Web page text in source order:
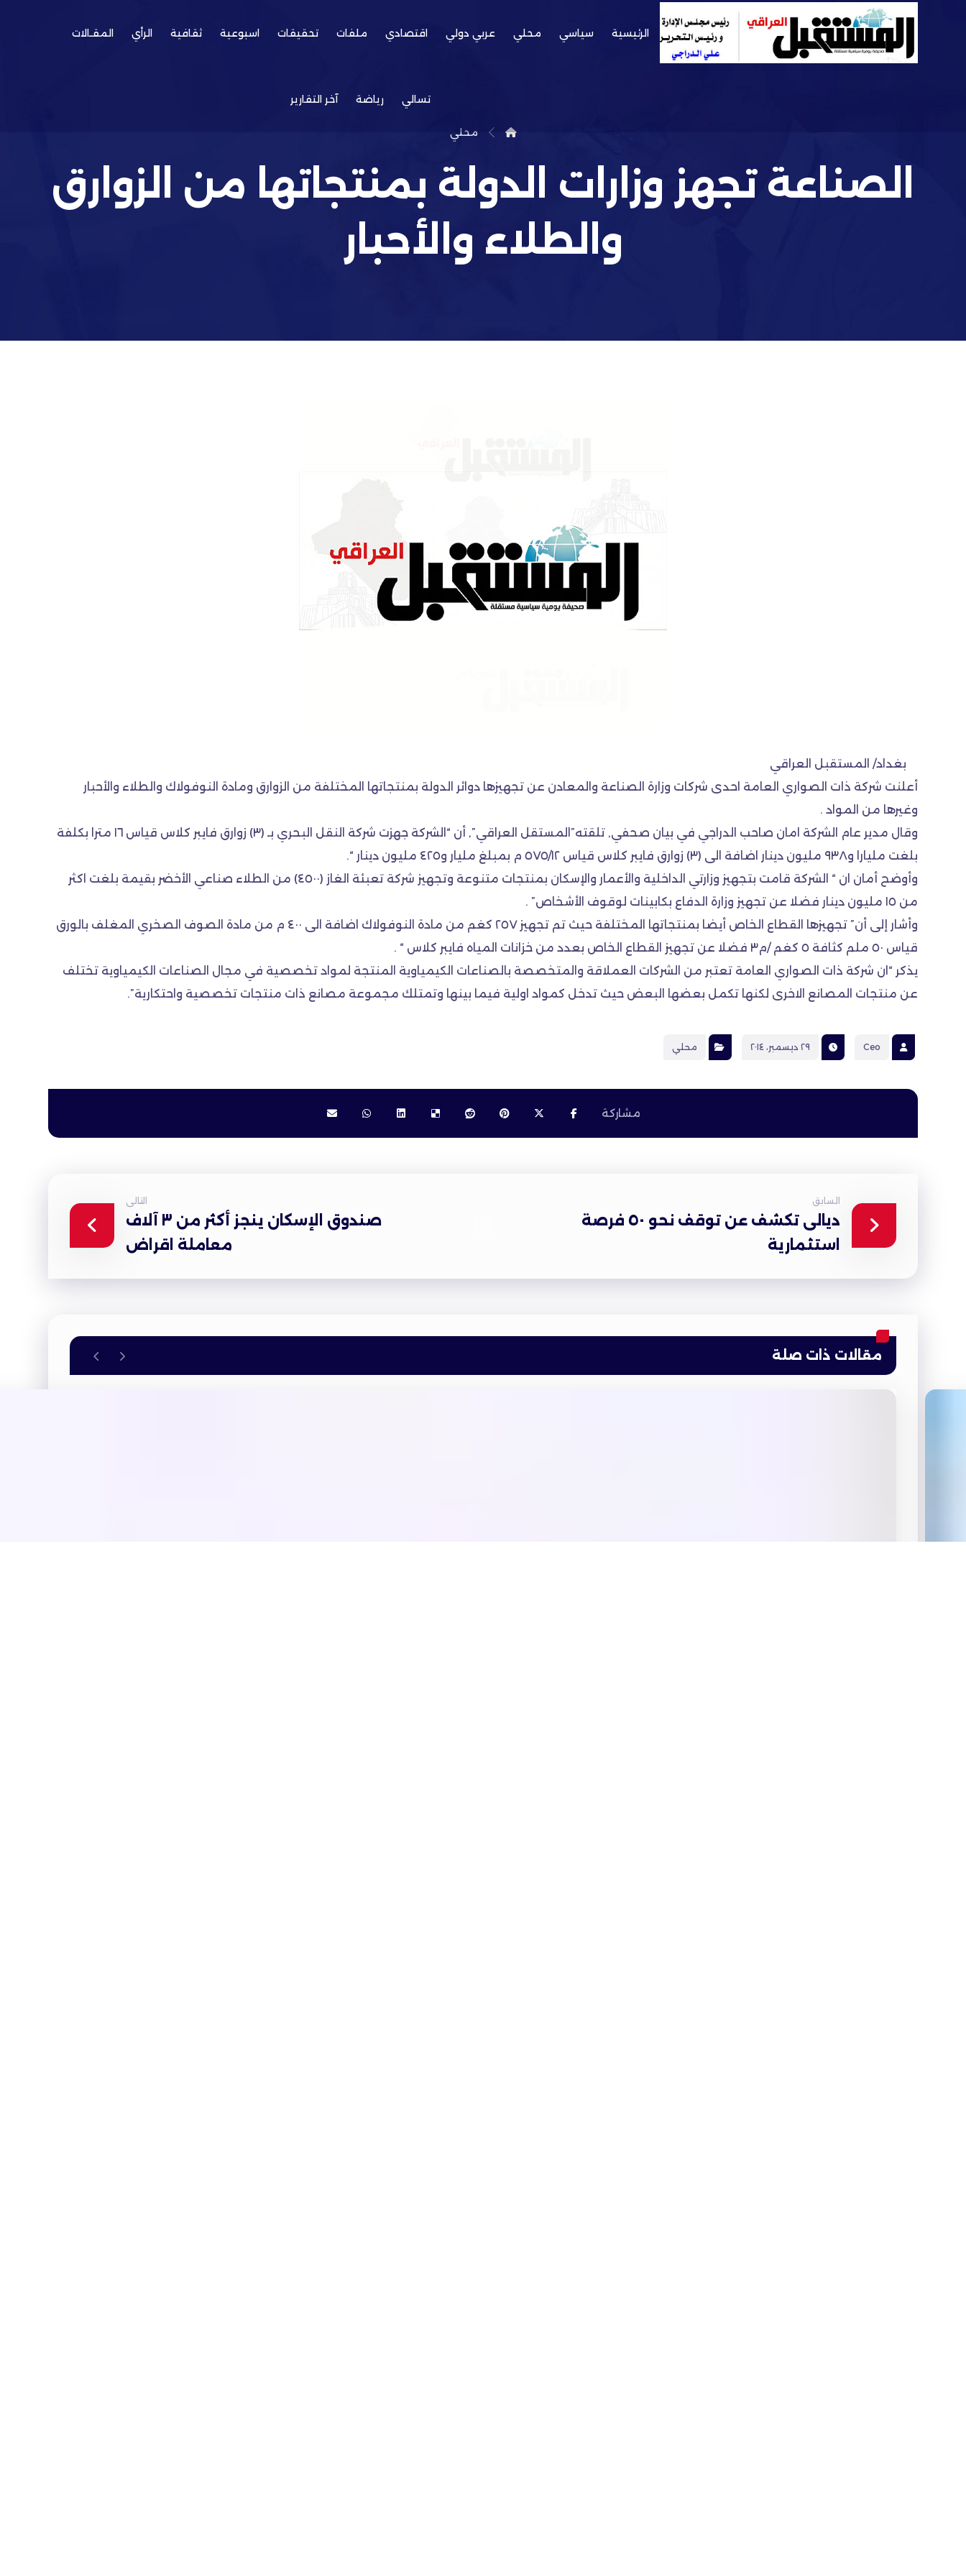
الرئيسية سياسي محلي عربي دولي اقتصادي ملفات تحقيقات اسبوعية ثقافية الرأي المقـالات
تسالي رياضة آخر التقارير
محلي
الصناعة تجهز وزارات الدولة بمنتجاتها من الزوارق
والطلاء والأحبار
بغداد/ المستقبل العراقي
أعلنت شركة ذات الصواري العامة احدى شركات وزارة الصناعة والمعادن عن تجهيزها دوائر الدولة بمنتجاتها المختلفة من الزوارق ومادة النوفولاك والطلاء والأحبار
وغيرها من المواد .
وقال مدير عام الشركة امان صاحب الدراجي في بيان صحفي, تلقته”المستقل العراقي”, أن “الشركة جهزت شركة النقل البحري بـ (٣) زوارق فايبر كلاس قياس ١٦ مترا بكلفة
بلغت مليارا و٩٣٨ مليون دينار اضافة الى (٣) زوارق فايبر كلاس قياس ٥٧٥/١٢ م بمبلغ مليار و٤٢٥ مليون دينار “.
وأوضح أمان ان “ الشركة قامت بتجهيز وزارتي الداخلية والأعمار والإسكان بمنتجات متنوعة وتجهيز شركة تعبئة الغاز (٤٥٠٠) من الطلاء صناعي الأخضر بقيمة بلغت اكثر
من ١٥ مليون دينار فضلا عن تجهيز وزارة الدفاع بكابينات لوقوف الأشخاص” .
وأشار إلى أن” تجهيزها القطاع الخاص أيضا بمنتجاتها المختلفة حيث تم تجهيز ٢٥٧ كغم من مادة النوفولاك اضافة الى ٤٠٠ م من مادة الصوف الصخري المغلف بالورق
قياس ٥٠ ملم كثافة ٥ كغم /م٣ فضلا عن تجهيز القطاع الخاص بعدد من خزانات المياه فايبر كلاس “ .
يذكر “ان شركة ذات الصواري العامة تعتبر من الشركات العملاقة والمتخصصة بالصناعات الكيمياوية المنتجة لمواد تخصصية في مجال الصناعات الكيمياوية تختلف
عن منتجات المصانع الاخرى لكنها تكمل بعضها البعض حيث تدخل كمواد اولية فيما بينها وتمتلك مجموعة مصانع ذات منتجات تخصصية واحتكارية”.
Ceo ٢٩ ديسمبر، ٢٠١٤ محلي
السابق
ديالى تكشف عن توقف نحو ٥٠ فرصة
استثمارية
التالى
صندوق الإسكان ينجز أكثر من ٣ آلاف
معاملة اقراض
مقالات ذات صلة